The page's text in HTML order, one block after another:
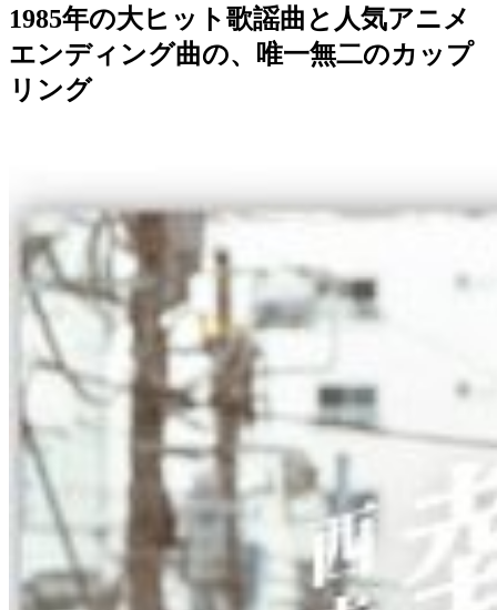
1985年の大ヒット歌謡曲と人気アニメ
エンディング曲の、唯一無二のカップ
リング